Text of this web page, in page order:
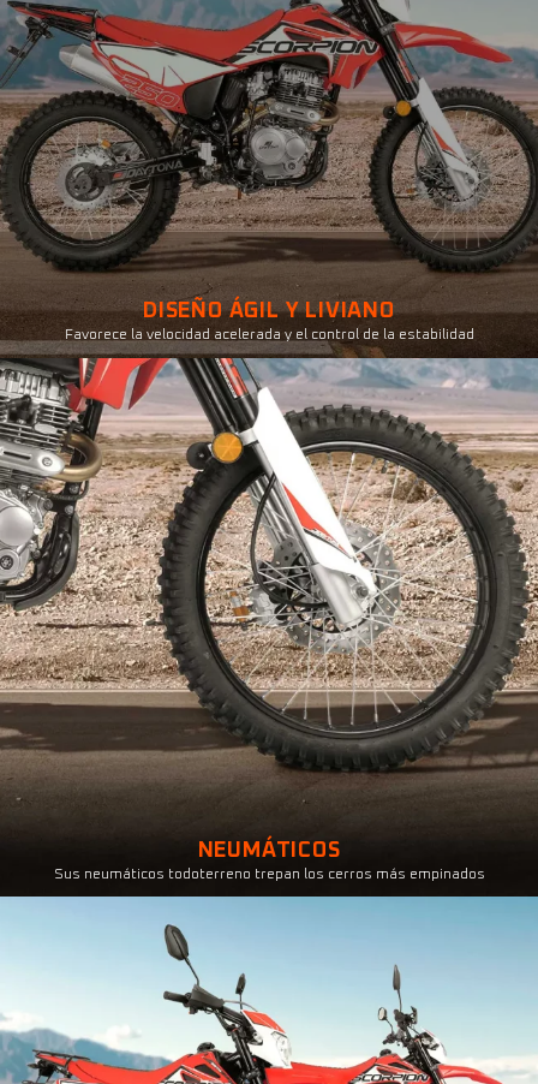
DISEÑO ÁGIL Y LIVIANO
Favorece la velocidad acelerada y el control de la estabilidad
NEUMÁTICOS
Sus neumáticos todoterreno trepan los cerros más empinados